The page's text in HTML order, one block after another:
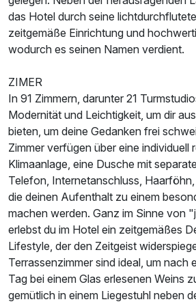
Ausstattung
Für 2 Tage
das Hotel durch seine
zeitgemäße Einrichtung und
wodurch es seinen Namen verdient.
ZIMER
In 91 Zimmern, darunter 21
Modernität und Leichtigkeit, um dir
bieten, um deine Gedanken frei
Zimmer verfügen über eine individuell
Klimaanlage, eine Dusche mit
Telefon, Internetanschluss,
die deinen Aufenthalt zu einem
machen werden. Ganz im Sinne von
erlebst du im Hotel ein zeitgemäßes
Lifestyle, der den Zeitgeist
Terrassenzimmer sind ideal, um nach
Tag bei einem Glas erlesenen Weins
gemütlich in einem Liegestuhl neben